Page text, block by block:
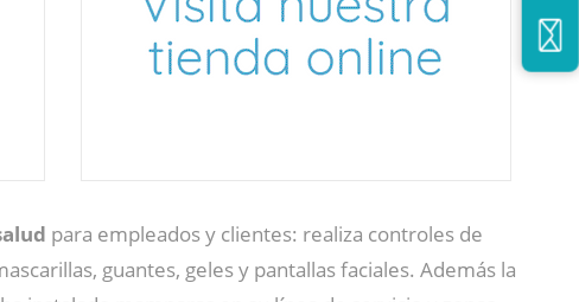
para empleados y clientes: realiza controles de
guantes, geles y pantallas faciales. Además la